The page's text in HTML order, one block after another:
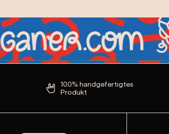
100% handgefertigtes
Produkt